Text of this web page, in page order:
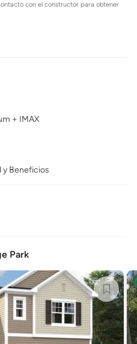
con el constructor para obtener
+ IMAX
y Beneficios
Park